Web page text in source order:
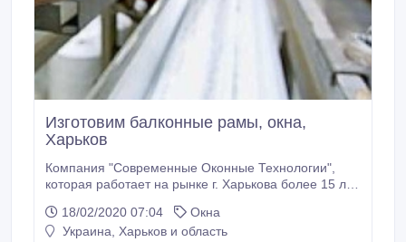
Изготовим балконные рамы, окна,
Харьков
Компания "Современные Оконные Технологии",
которая работает на рынке г. Харькова более 15 лет,
окна любой сложности, цвета и конфигурации от
производителя. Работаем только с
18/02/2020 07:04
Окна
Украина, Харьков и область